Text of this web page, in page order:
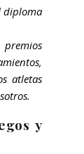
diploma
atletas
y